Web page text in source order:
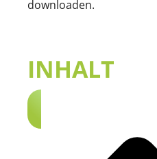
downloaden.
INHALT